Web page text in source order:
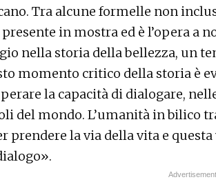
Tra alcune formelle non
presente in mostra ed è l’opera a
nella storia della bellezza, un
momento critico della storia è
la capacità di dialogare,
del mondo. L’umanità in bilico
prendere la via della vita e